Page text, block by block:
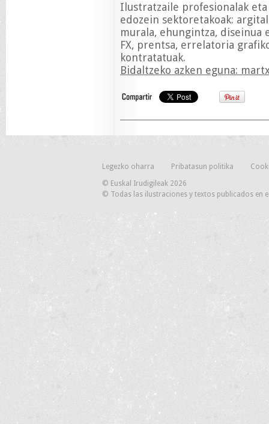
Ilustratzaile profesionalak
edozein sektoretakoak:
murala, ehungintza, diseinua
FX, prentsa, errelatoria
kontratatuak.
Bidaltzeko azken eguna:
Legezko oharra Pribatasun politika
© Euskal Irudigileak 2026
© Todas las ilustraciones y textos publicados en